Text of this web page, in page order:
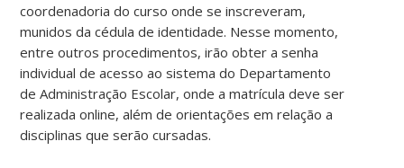
coordenadoria do curso onde se inscreveram,
munidos da cédula de identidade. Nesse momento,
entre outros procedimentos, irão obter a senha
individual de acesso ao sistema do Departamento
de Administração Escolar, onde a matrícula deve ser
realizada online, além de orientações em relação a
disciplinas que serão cursadas.